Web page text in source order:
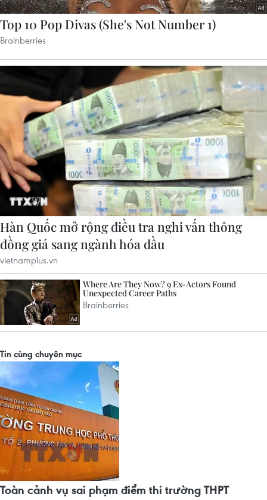
Tin cùng chuyên mục
Toàn cảnh vụ sai phạm điểm thi trường THPT